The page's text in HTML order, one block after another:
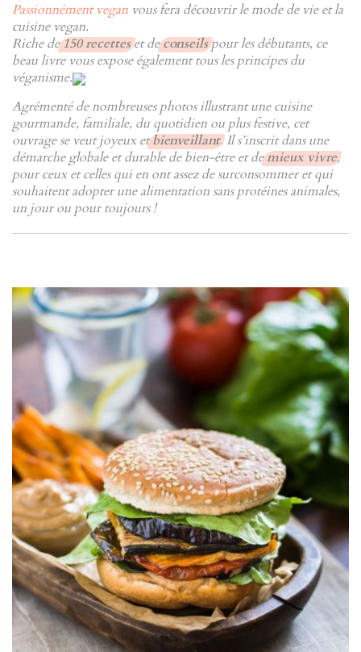
Passionnément vegan vous fera découvrir le mode de vie et la
cuisine vegan.
Riche de150 recetteset deconseilspour les débutants, ce
beau livre vous expose également tous les principes du
véganisme.
Agrémenté de nombreuses photos illustrant une cuisine
gourmande, familiale, du quotidien ou plus festive, cet
ouvrage se veut joyeux etbienveillant. Il s’inscrit dans une
démarche globale et durable de bien-être et demieux vivre,
pour ceux et celles qui en ont assez de surconsommer et qui
souhaitent adopter une alimentation sans protéines animales,
un jour ou pour toujours !